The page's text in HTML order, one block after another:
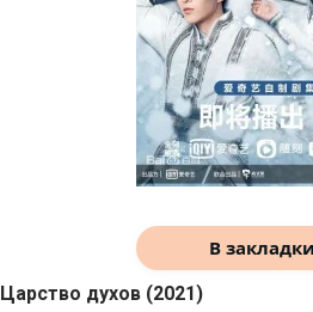
В закладки
Царство духов (2021)